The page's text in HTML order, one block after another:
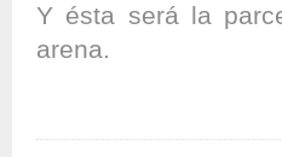
Y ésta será la
arena.